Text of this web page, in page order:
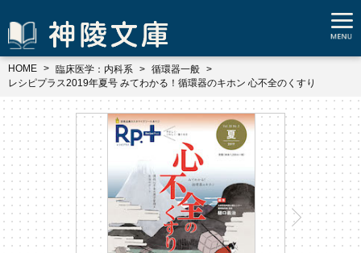
HOME 臨床医学：内科系
循環器一般
レシピプラス2019年夏号 みてわかる！循環器のキホン 心不全のくすり